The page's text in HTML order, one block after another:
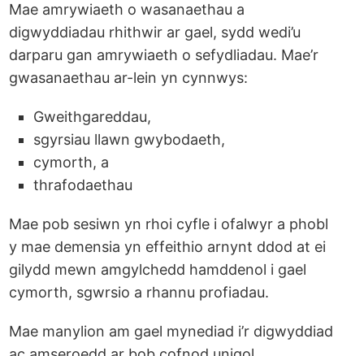
Mae amrywiaeth o wasanaethau a
digwyddiadau rhithwir ar gael, sydd wedi’u
darparu gan amrywiaeth o sefydliadau. Mae’r
gwasanaethau ar-lein yn cynnwys:
Gweithgareddau,
sgyrsiau llawn gwybodaeth,
cymorth, a
thrafodaethau
Mae pob sesiwn yn rhoi cyfle i ofalwyr a phobl
y mae demensia yn effeithio arnynt ddod at ei
gilydd mewn amgylchedd hamddenol i gael
cymorth, sgwrsio a rhannu profiadau.
Mae manylion am gael mynediad i’r digwyddiad